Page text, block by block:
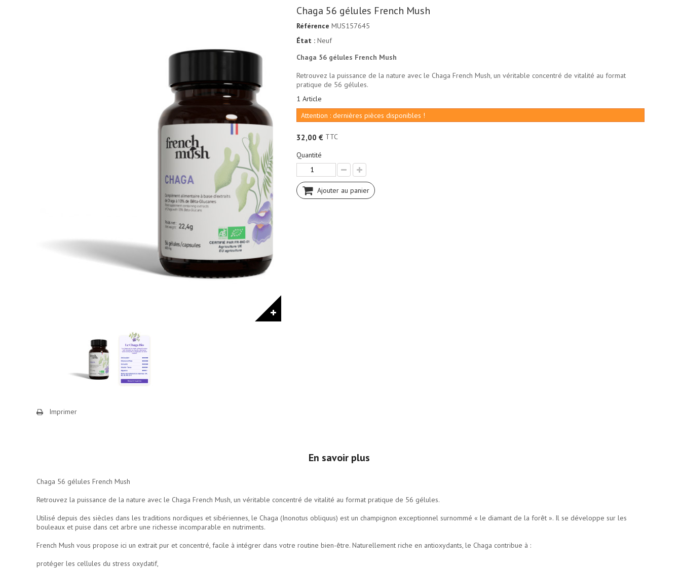
Imprimer
Chaga 56 gélules French Mush
Référence MUS157645
État : Neuf
Chaga 56 gélules French Mush
Retrouvez la puissance de la nature avec le Chaga French Mush, un véritable concentré de vitalité au format
pratique de 56 gélules.
1 Article
Attention : dernières pièces disponibles !
32,00 € TTC
Quantité
Ajouter au panier
En savoir plus
Chaga 56 gélules French Mush
Retrouvez la puissance de la nature avec le Chaga French Mush, un véritable concentré de vitalité au format pratique de 56 gélules.
Utilisé depuis des siècles dans les traditions nordiques et sibériennes, le Chaga (Inonotus obliquus) est un champignon exceptionnel surnommé « le diamant de la forêt ». Il se développe sur les
bouleaux et puise dans cet arbre une richesse incomparable en nutriments.
French Mush vous propose ici un extrait pur et concentré, facile à intégrer dans votre routine bien-être. Naturellement riche en antioxydants, le Chaga contribue à :
protéger les cellules du stress oxydatif,